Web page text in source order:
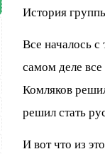
История
Все началось с
самом деле все
Комляков
решил стать
И вот что из